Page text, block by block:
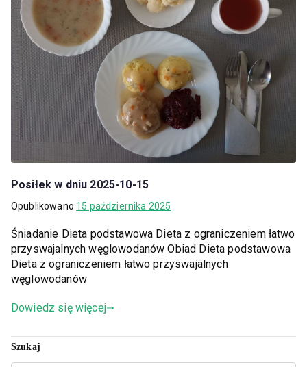
Posiłek w dniu 2025-10-15
Opublikowano 15 października 2025
Śniadanie Dieta podstawowa Dieta z ograniczeniem łatwo
przyswajalnych węglowodanów Obiad Dieta podstawowa
Dieta z ograniczeniem łatwo przyswajalnych
węglowodanów
Dowiedz się więcej
Szukaj